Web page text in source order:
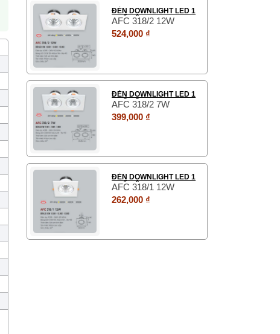
ĐÈN DOWNLIGHT LED 1
CHẾ ĐỘ
AFC 318/2 12W
524,000 ₫
ĐÈN DOWNLIGHT LED 1
CHẾ ĐỘ
AFC 318/2 7W
399,000 ₫
ĐÈN DOWNLIGHT LED 1
CHẾ ĐỘ
AFC 318/1 12W
262,000 ₫